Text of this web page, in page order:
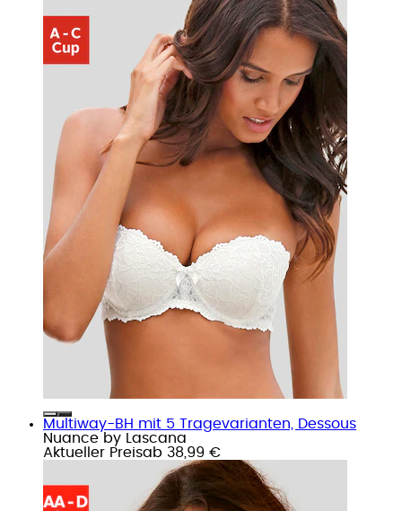
Multiway-BH mit 5 Tragevarianten, Dessous
Nuance by Lascana
Aktueller Preisab 38,99 €